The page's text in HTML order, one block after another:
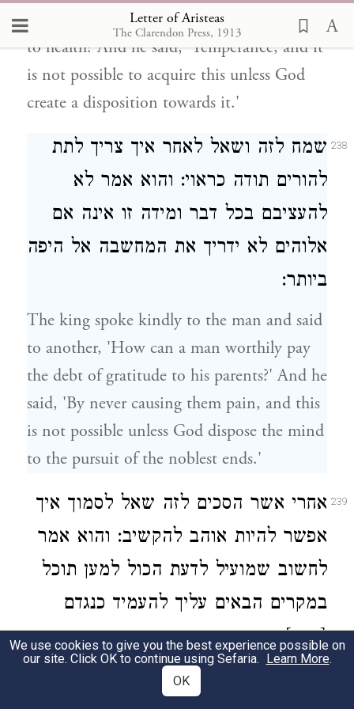
Letter of Aristeas
The Clarendon Press, 1913
next man, What is it that is most beneficial
to health? And he said, 'Temperance, and it
is not possible to acquire this unless God
create a disposition towards it.'
238 שמח לזה ושאל לאחר איך צריך לתת
להורים תודה כראוי: והוא אמר לא
להעציבם בכל דבר ומידה זו אינה אם
אלוהים לא ידריך את המחשבה אל היפה
ביותר:
The king spoke kindly to the man and said
to another, 'How can a man worthily pay
the debt of gratitude to his parents?' And he
said, 'By never causing them pain, and this
is not possible unless God dispose the mind
to the pursuit of the noblest ends.'
239 אחרי אשר הסכים לזה שאל לסמוך איך
אפשר להיות אוהב להקשיב: והוא אמר
לחשוב שמועיל לדעת הכול למען תוכל
במקרים הבאים עליך להעמיד כנגדם
[דבר] שתבחר מתוך הדברים השונים
ששמעת: ובהנהגת יד אלוהים תוכל
We use cookies to give you the best experience possible on
our site. Click OK to continue using Sefaria. Learn More.
OK